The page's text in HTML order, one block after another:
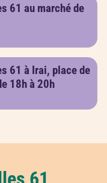
61 au marché de
61 à Irai, place de
18h à 20h